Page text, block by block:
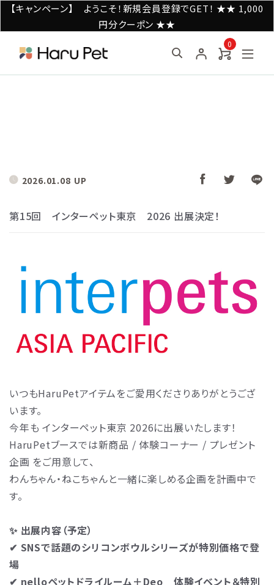
【キャンペーン】 ようこそ！新規会員登録でGET！ ★★ 1,000
円分クーポン ★★
0
2026.01.08
第15回 インターペット東京 2026 出展決定！
いつもHaruPetアイテムをご愛用くださりありがとうござ
います。
今年も インターペット東京 2026に出展いたします！
HaruPetブースでは新商品 / 体験コーナー / プレゼント
企画 をご用意して、
わんちゃん・ねこちゃんと一緒に楽しめる企画を計画中で
す。
✨ 出展内容（予定）
✔︎ SNSで話題のシリコンボウルシリーズが特別価格で登
場
✔︎ nelloペットドライルーム＋Deo 体験イベント＆特別